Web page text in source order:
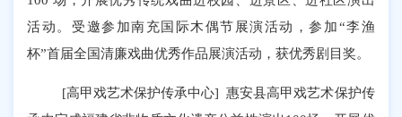
活动。受邀参加南充国际木偶节展演活动，参加“李渔
杯”首届全国清廉戏曲优秀作品展演活动，获优秀剧目奖。
[高甲戏艺术保护传承中心] 惠安县高甲戏艺术保护传